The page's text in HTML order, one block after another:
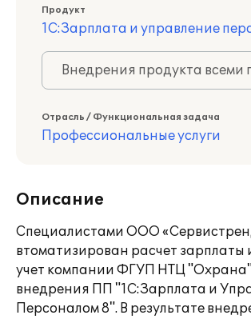
Продукт
1С:Зарплата и управление
Внедрения продукта
Отрасль / Функциональная задача
Профессиональные услуги
Описание
Специалистами ООО
втоматизирован расчет зарплаты
учет компании ФГУП НТЦ
внедрения ПП "1С:Зарплата и
Персоналом 8". В результате